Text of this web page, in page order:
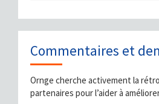
Publications et rapports
Centre des statistiques
Commentaires et
Ornge cherche activement la
partenaires pour l’aider à